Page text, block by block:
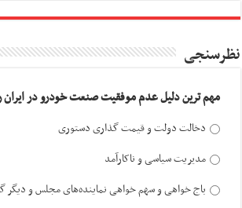
نظرسنجی
مهم ترین دلیل عدم موفقیت صنعت خودرو در ایران
دخالت دولت و قیمت گذاری دستوری
مدیریت سیاسی و ناکارآمد
باج خواهی و سهم خواهی نماینده‌های مجلس و دیگر